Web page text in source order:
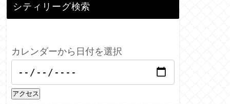
シティリーグ検索
カレンダーから日付を選択
アクセス